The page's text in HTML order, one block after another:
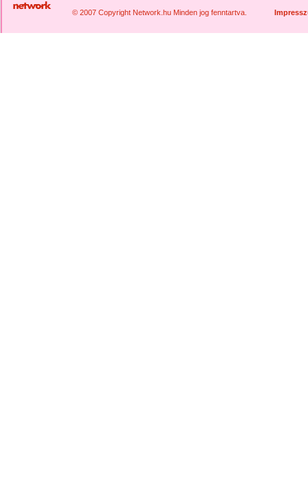
© 2007 Copyright Network.hu Minden jog fenntartva.